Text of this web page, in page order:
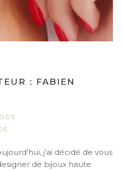
: FABIEN
j’ai décidé de vous
de bijoux haute